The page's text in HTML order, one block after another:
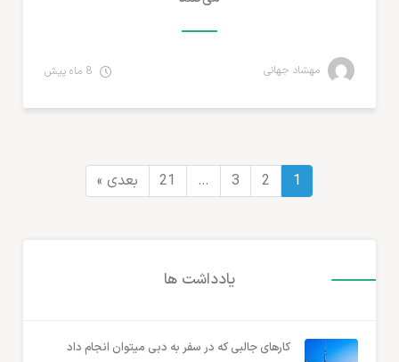
مهشاد جهانی
1
2
3
…
21 بعدی »
یادداشت ها
کارهای جالبی که در سفر به دبی میتوان انجام داد